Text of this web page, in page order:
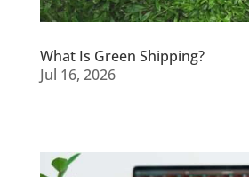
What Is Green Shipping?
Jul 16, 2026